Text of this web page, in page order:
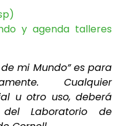
y agenda talleres
mi Mundo” es para
Cualquier
u otro uso, deberá
Laboratorio de